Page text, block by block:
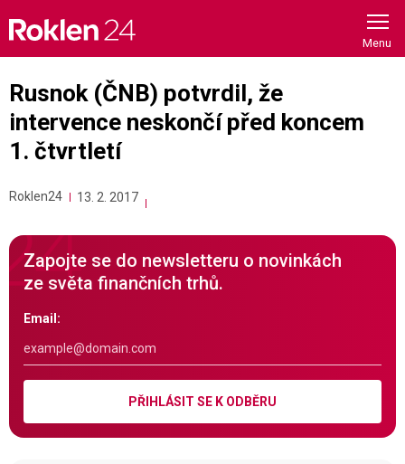
content
Rusnok (ČNB) potvrdil, že
intervence neskončí před koncem
1. čtvrtletí
Roklen24 13. 2. 2017
Zapojte se do newsletteru o novinkách
ze světa finančních trhů.
Email:
PŘIHLÁSIT SE K ODBĚRU